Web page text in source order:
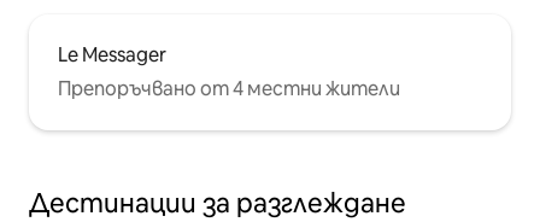
Le Messager
Препоръчвано от 4 местни жители
Дестинации за разглеждане